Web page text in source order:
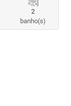
2
banho(s)